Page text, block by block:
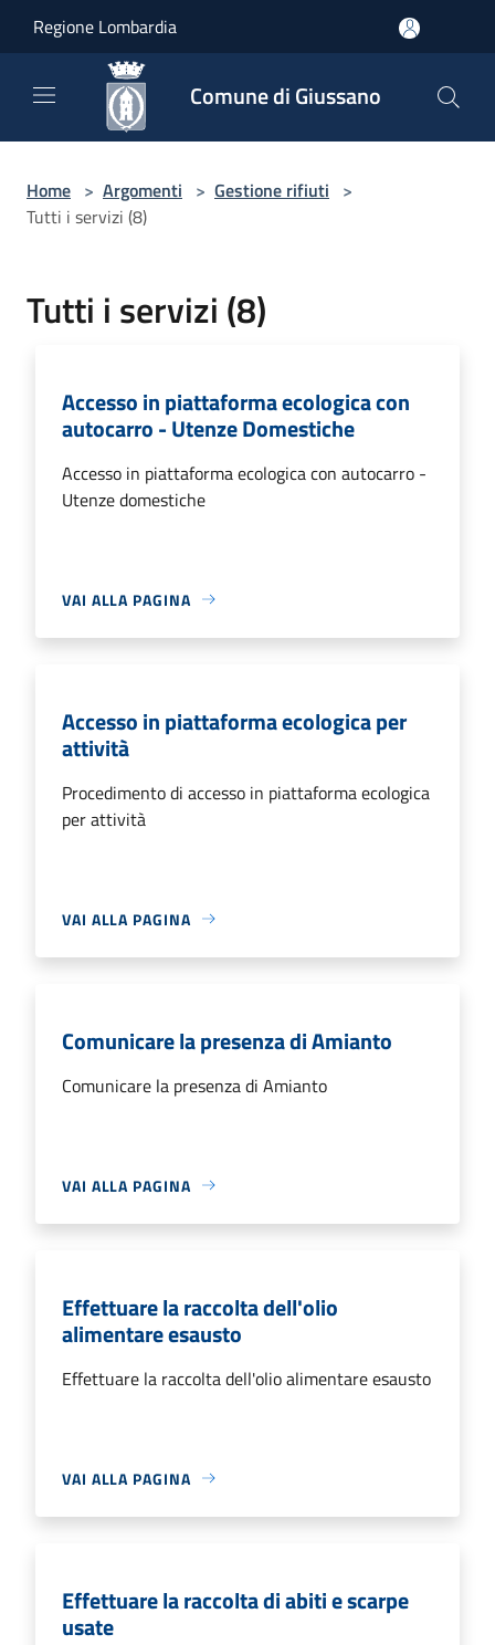
Regione Lombardia
Comune di Giussano
Home > Argomenti > Gestione rifiuti >
Tutti i servizi (8)
Tutti i servizi (8)
Accesso in piattaforma ecologica con
autocarro - Utenze Domestiche
Accesso in piattaforma ecologica con autocarro -
Utenze domestiche
VAI ALLA PAGINA
Accesso in piattaforma ecologica per
attività
Procedimento di accesso in piattaforma ecologica
per attività
VAI ALLA PAGINA
Comunicare la presenza di Amianto
Comunicare la presenza di Amianto
VAI ALLA PAGINA
Effettuare la raccolta dell'olio
alimentare esausto
Effettuare la raccolta dell'olio alimentare esausto
VAI ALLA PAGINA
Effettuare la raccolta di abiti e scarpe
usate